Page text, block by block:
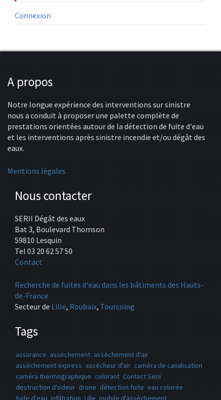
Connexion
A propos
Notre longue expérience des interventions sur sinistre
nous a conduit à proposer une palette complète de
prestations orientées autour de la détection de fuite d'eau
et les interventions après sinistre incendie et/ou dégât des
eaux.
Mentions légales
Nous contacter
SERII Dégât des eaux
Bat 3, Boulevard Thomson
59810 Lesquin
Tel 03 20 62 57 50
Contact
Recherche de fuites d'eau dans les bâtiments des Hauts-
de-France
Secteur de Lille, Roubaix, Tourcoing
Tags
assurance assèchement assèchement d'air
assèchement express assècheur d'air caméra de canalisation
caméra thermographique colorant Contact Serii
destruction d'odeur drone détection fuite eau colorée
fuite d'eau infiltration Lille mobile d'assèchement